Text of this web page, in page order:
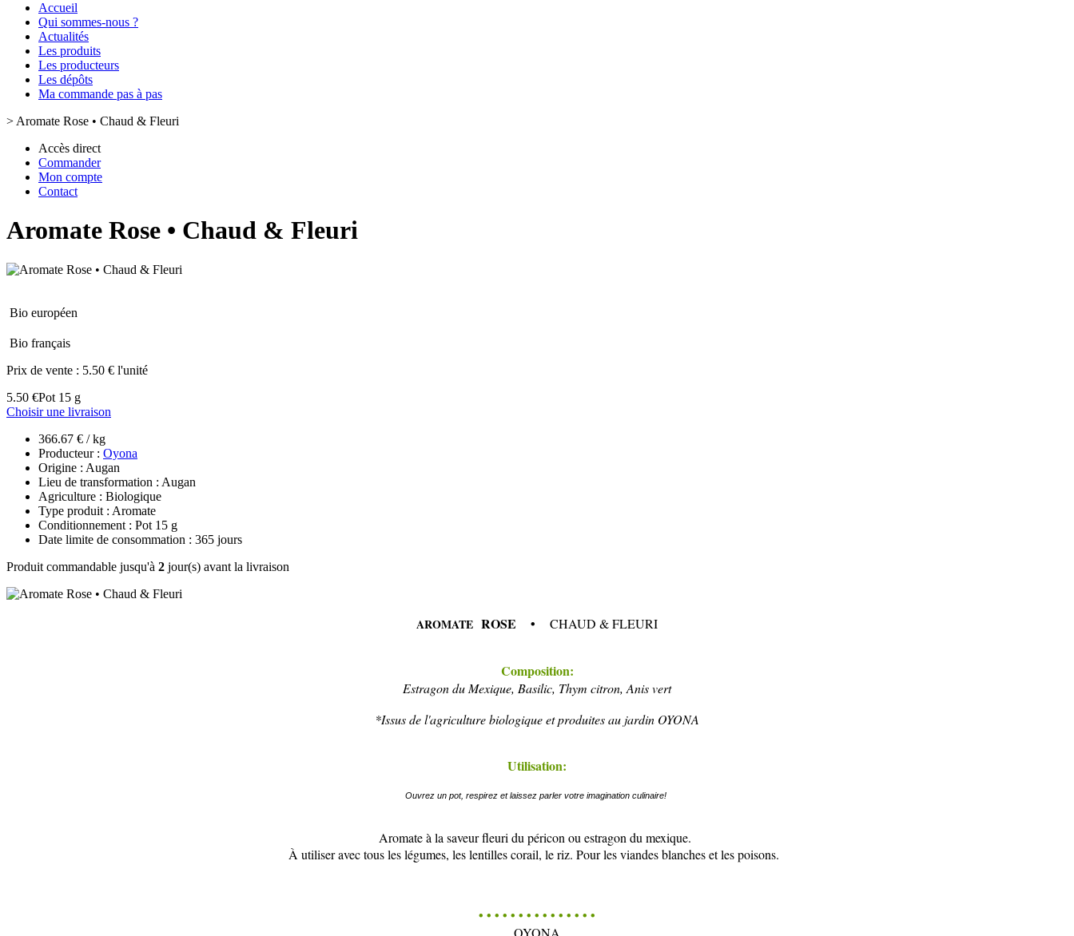
Accueil
Qui sommes-nous ?
Actualités
Les produits
Les producteurs
Les dépôts
Ma commande pas à pas
> Aromate Rose • Chaud & Fleuri
Accès direct
Commander
Mon compte
Contact
Aromate Rose • Chaud & Fleuri
Bio européen
Bio français
Prix de vente : 5.50 € l'unité
5.50 €Pot 15 g
Choisir une livraison
366.67 € / kg
Producteur : Oyona
Origine : Augan
Lieu de transformation : Augan
Agriculture : Biologique
Type produit : Aromate
Conditionnement : Pot 15 g
Date limite de consommation : 365 jours
Produit commandable jusqu'à 2 jour(s) avant la livraison
AROMATE ROSE • CHAUD & FLEURI
Composition:
Estragon du Mexique, Basilic, Thym citron, Anis vert
*Issus de l'agriculture biologique et produites au jardin OYONA
Utilisation:
Ouvrez un pot, respirez et laissez parler votre imagination culinaire!
Aromate à la saveur fleuri du péricon ou estragon du mexique.
À utiliser avec tous les légumes, les lentilles corail, le riz. Pour les viandes blanches et les poisons.
• • • • • • • • • • • • • • •
OYONA